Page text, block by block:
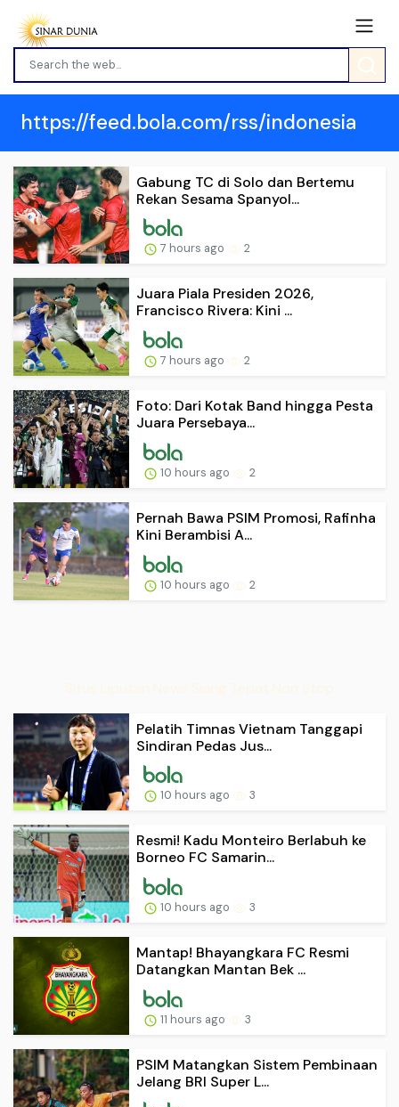
https://feed.bola.com/rss/indonesia
Gabung TC di Solo dan Bertemu
Rekan Sesama Spanyol...
7 hours ago 2
Juara Piala Presiden 2026,
Francisco Rivera: Kini ...
7 hours ago 2
Foto: Dari Kotak Band hingga Pesta
Juara Persebaya...
10 hours ago 2
Pernah Bawa PSIM Promosi, Rafinha
Kini Berambisi A...
10 hours ago 2
Pelatih Timnas Vietnam Tanggapi
Sindiran Pedas Jus...
10 hours ago 3
Resmi! Kadu Monteiro Berlabuh ke
Borneo FC Samarin...
10 hours ago 3
Mantap! Bhayangkara FC Resmi
Datangkan Mantan Bek ...
11 hours ago 3
PSIM Matangkan Sistem Pembinaan
Jelang BRI Super L...